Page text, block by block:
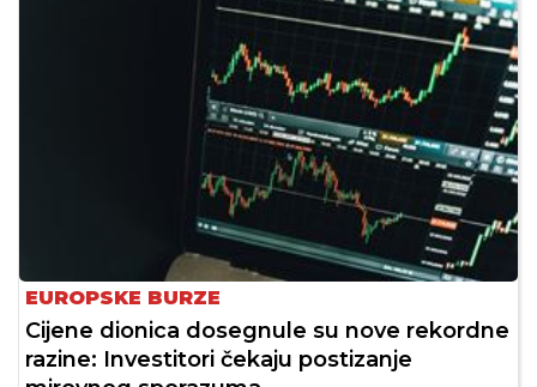
EUROPSKE BURZE
Cijene dionica dosegnule su nove rekordne
razine: Investitori čekaju postizanje